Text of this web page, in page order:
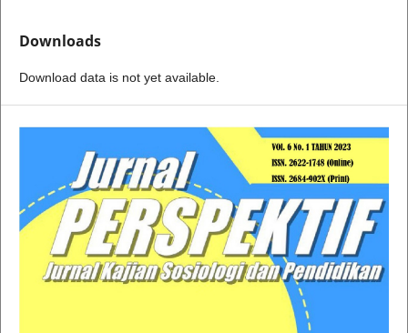
Downloads
Download data is not yet available.